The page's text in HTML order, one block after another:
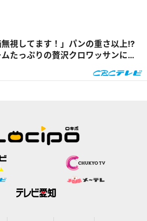
無視してます！」パンの重さ以上!?
たっぷりの贅沢クロワッサンにパ